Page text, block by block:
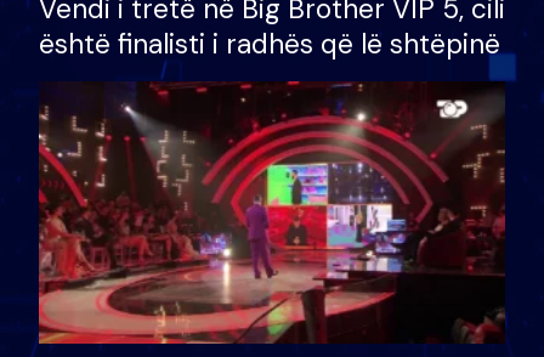
Vendi i tretë në Big Brother VIP 5, cili
është finalisti i radhës që lë shtëpinë